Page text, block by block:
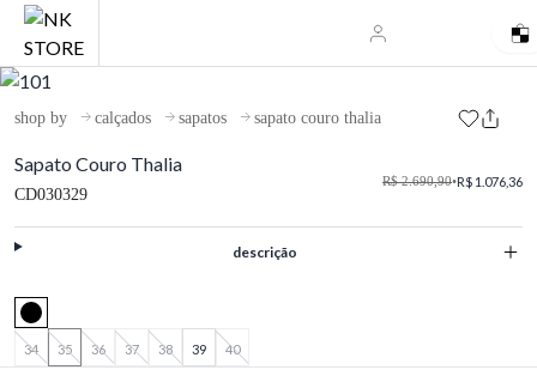
shop by calçados sapatos sapato couro thalia
Sapato Couro Thalia
CD030329
R$ 2.690,90•R$ 1.076,36
descrição
34 35 36 37 38 39 40